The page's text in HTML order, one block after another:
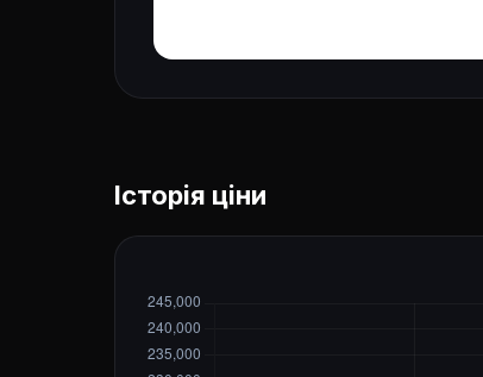
Історія ціни